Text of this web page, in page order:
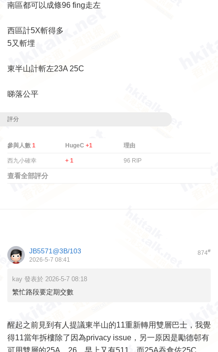
南區都可以成條96 fing走左
西區計5X斬得多
5又斬埋
東半山計斬左23A 25C
睇落公平
評分
參與人數 1 HugeC+1 理由
西九小確幸 + 1 96 RIP
查看全部評分
874#
JB5571@3B/103
2026-5-7 08:41
kay 發表於 2026-5-7 08:18
繁忙路段要定期交數
醒起之前見到有人提議東半山的11重新轉用雙層巴士，我覺
得11當年拆樓除了因為privacy issue，另一原因是勵德邨有
可用雙層的25A、26，早上又有511，而25A吞食佐25C、